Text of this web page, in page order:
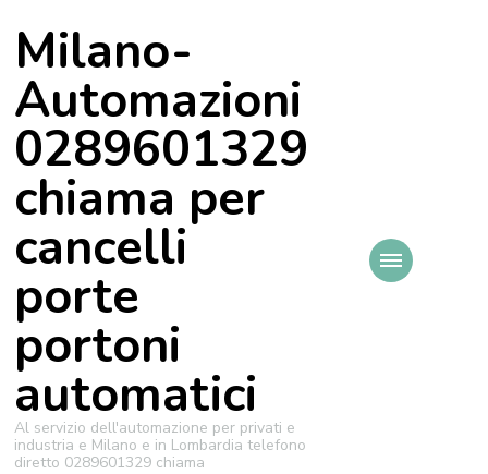
Milano-
Automazioni
0289601329
chiama per
cancelli
porte
portoni
automatici
Al servizio dell'automazione per privati e
industria e Milano e in Lombardia telefono
diretto 0289601329 chiama